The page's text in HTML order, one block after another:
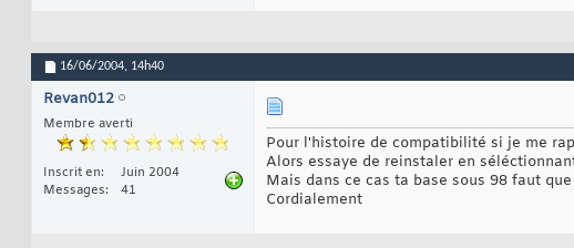
16/06/2004, 14h40
Revan012
Membre averti
Inscrit en
Juin 2004
Messages
41
Pour l'histoire de compatibilité si je me
Alors essaye de reinstaler en
Mais dans ce cas ta base sous 98 faut
Cordialement